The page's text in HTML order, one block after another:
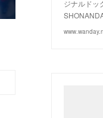
ジナルド